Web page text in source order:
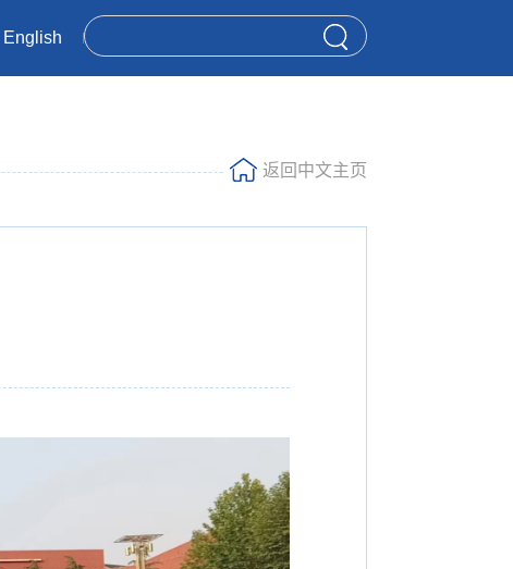
English
返回中文主页